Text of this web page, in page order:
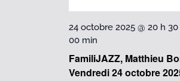
FamiliJAZZ, Matthieu
Vendredi 24 octobre
24 octobre 2025 @ 20 h
00 min